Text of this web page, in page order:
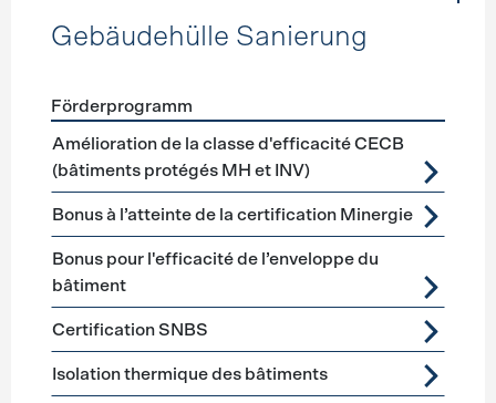
Gebäudehülle Sanierung
Förderprogramme Gebäudehülle Sanierung
Förderprogramm
Amélioration de la classe d'efficacité CECB
(bâtiments protégés MH et INV)
Bonus à l’atteinte de la certification Minergie
Bonus pour l'efficacité de l’enveloppe du
bâtiment
Certification SNBS
Isolation thermique des bâtiments